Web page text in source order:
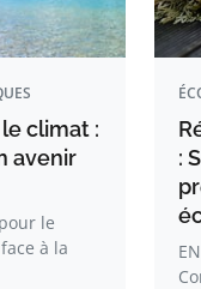
climat :
avenir
le
à la
: